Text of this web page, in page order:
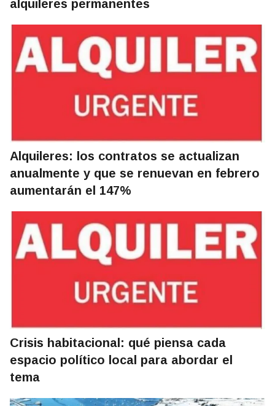
alquileres permanentes
Alquileres: los contratos se actualizan
anualmente y que se renuevan en febrero
aumentarán el 147%
Crisis habitacional: qué piensa cada
espacio político local para abordar el
tema